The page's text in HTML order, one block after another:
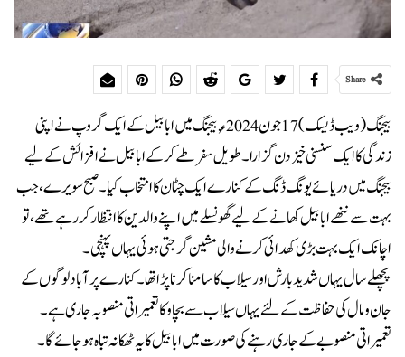
Share
بیجنگ (ویب ڈیسک) 17 جون2024ء, بیجنگ میں ابابیل کے ایک گروپ نے اپنی
زندگی کا ایک سنسنی خیز دن گزارا۔ طویل سفر طے کر کے ابابیل نے افزائش کے لیے
بیجنگ میں دریائے یونگ ڈنگ کے کنارے ایک چٹان کا انتخاب کیا ۔ صبح سویرے، جب
بہت سے ننھے ابابیل کھانے کے لیے گھونسلے میں اپنے والدین کا انتظار کر رہے تھے،تو
اچانک ایک بہت بڑی کھدائی کرنے والی مشین گرجتی ہوئی یہاں پہنچی۔
پچھلے سال یہاں شدید بارش اور سیلاب کا سامنا کرنا پڑا تھا۔ کنارے پر آباد لوگوں کے
جان و مال کی حفاظت کے لئے یہاں سیلاب سے بچاو کا تعمیراتی منصوبہ جاری ہے ۔
تعمیراتی منصوبے کے جاری رہنے کی صورت میں ابابیل کا یہ ٹھکانہ تباہ ہوجائے گا۔